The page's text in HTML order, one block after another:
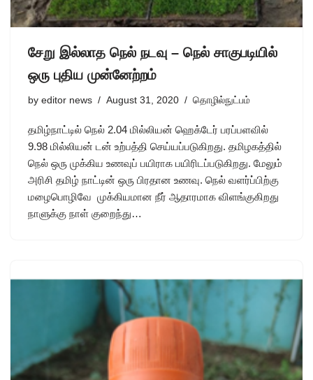
சேறு இல்லாத நெல் நடவு – நெல் சாகுபடியில்
ஒரு புதிய முன்னேற்றம்
by editor news August 31, 2020 தொழில்நுட்பம்
தமிழ்நாட்டில் நெல் 2.04 மில்லியன் ஹெக்டேர் பரப்பளவில்
9.98 மில்லியன் டன் உற்பத்தி செய்யப்படுகிறது. தமிழகத்தில்
நெல் ஒரு முக்கிய உணவுப் பயிராக பயிரிடப்படுகிறது. மேலும்
அரிசி தமிழ் நாட்டின் ஒரு பிரதான உணவு. நெல் வளர்ப்பிற்கு
மழைபொழிவே முக்கியமான நீர் ஆதாரமாக விளங்குகிறது
நாளுக்கு நாள் குறைந்து…